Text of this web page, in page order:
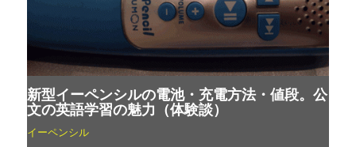
新型イーペンシルの電池・充電方法・値段。公
文の英語学習の魅力（体験談）
イーペンシル